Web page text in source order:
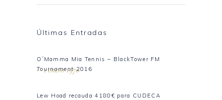
Últimas Entradas
O´Mamma Mia Tennis – BlackTower FM
Tournament 2016
1 enero 1970
Lew Hoad recauda 4180€ para CUDECA